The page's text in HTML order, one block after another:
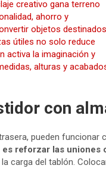
con
pueden funcionar
es reforzar las uniones
carga del tablón.